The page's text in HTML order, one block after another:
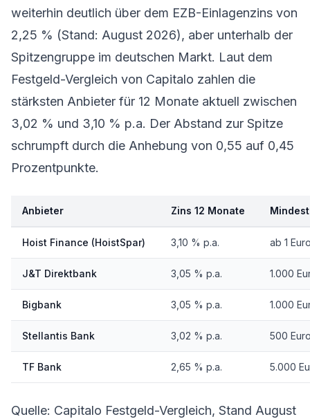
weiterhin deutlich über dem EZB-Einlagenzins von
2,25 % (Stand: August 2026), aber unterhalb der
Spitzengruppe im deutschen Markt. Laut dem
Festgeld-Vergleich von Capitalo zahlen die
stärksten Anbieter für 12 Monate aktuell zwischen
3,02 % und 3,10 % p.a. Der Abstand zur Spitze
schrumpft durch die Anhebung von 0,55 auf 0,45
Prozentpunkte.
Anbieter Zins 12 Monate
Hoist Finance (HoistSpar) 3,10 % p.a. ab 1
J&T Direktbank 3,05 % p.a. 1.000
Bigbank 3,05 % p.a. 1.000
Stellantis Bank 3,02 % p.a. 500
TF Bank 2,65 % p.a. 5.000
Quelle: Capitalo Festgeld-Vergleich, Stand August